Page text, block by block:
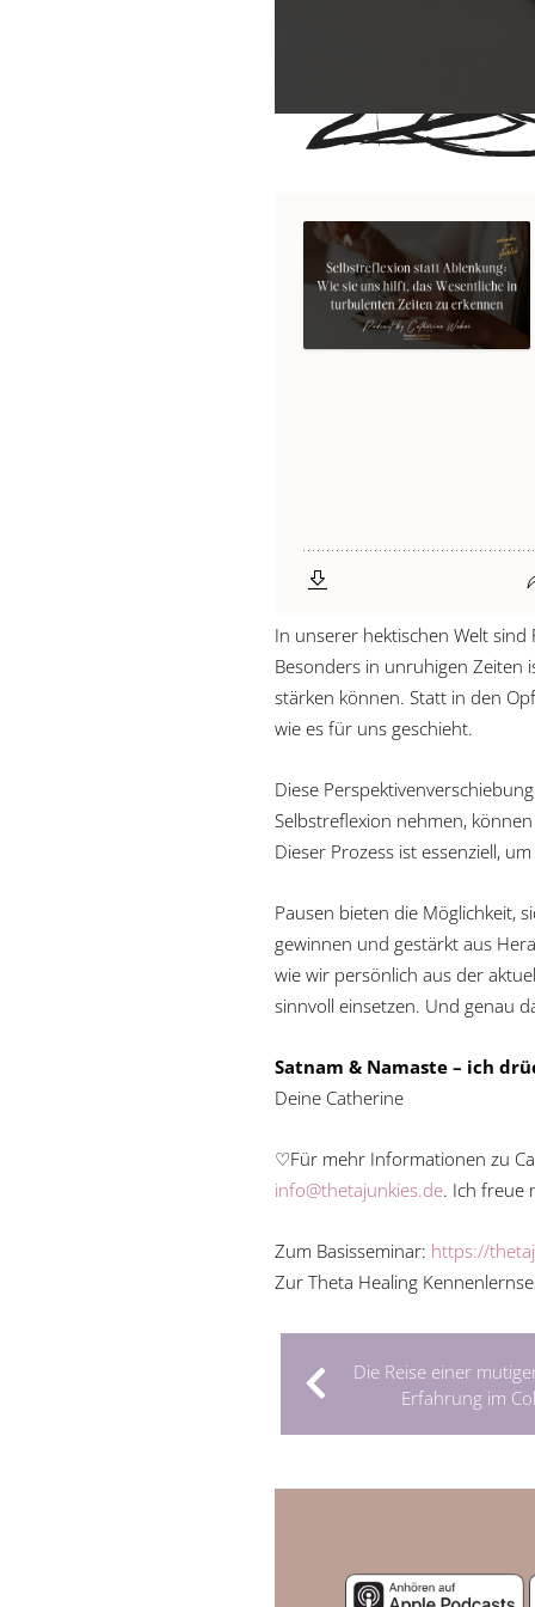
In unserer hektischen Welt
Besonders in unruhigen Zeiten
stärken können. Statt in den
wie es für uns geschieht.
Diese
Selbstreflexion nehmen,
Dieser Prozess ist essenziell,
Pausen bieten die Möglichkeit,
gewinnen und gestärkt aus
wie wir persönlich aus der
sinnvoll einsetzen. Und genau
Satnam & Namaste – ich
Deine Catherine
♡Für mehr Informationen zu
info@thetajunkies.de. Ich freue
Zum Basisseminar: https://
Zur Theta Healing
Die Reise einer
Erfahrung im